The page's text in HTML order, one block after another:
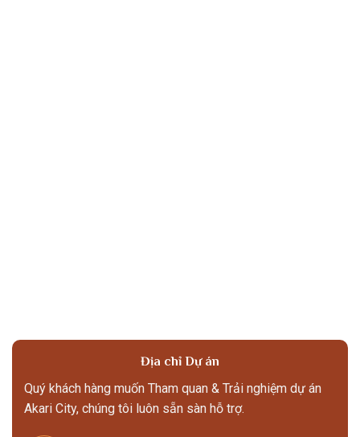
Địa chỉ Dự án
Quý khách hàng muốn Tham quan & Trải nghiệm dự án
Akari City, chúng tôi luôn sẵn sàn hỗ trợ.